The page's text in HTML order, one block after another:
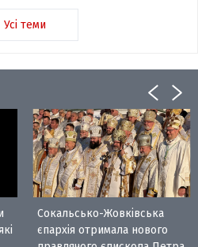
Усі теми
Сокальсько-Жовківська
єпархія отримала нового